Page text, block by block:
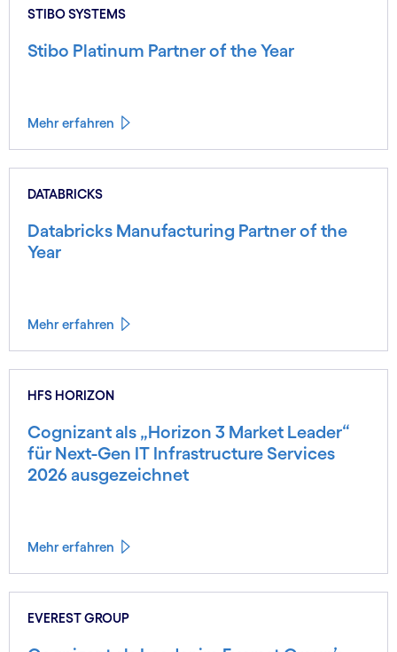
STIBO SYSTEMS
Stibo Platinum Partner of the Year
Mehr erfahren
DATABRICKS
Databricks Manufacturing Partner of the
Year
Mehr erfahren
HFS HORIZON
Cognizant als „Horizon 3 Market Leader“
für Next-Gen IT Infrastructure Services
2026 ausgezeichnet
Mehr erfahren
EVEREST GROUP